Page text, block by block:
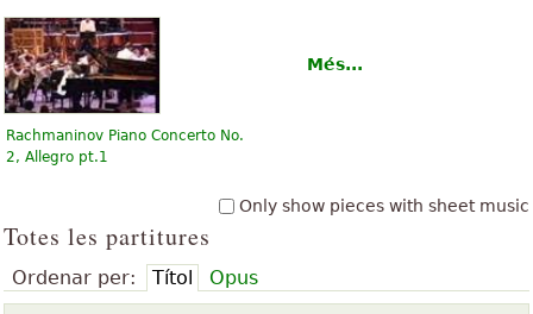
Rachmaninov Piano Concerto No.
2, Allegro pt.1
Més...
Only show pieces with sheet music
Totes les partitures
Ordenar per: Títol Opus